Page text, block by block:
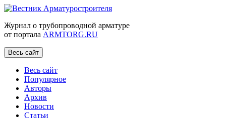
Журнал о трубопроводной арматуре
от портала ARMTORG.RU
Весь сайт
Весь сайт
Популярное
Авторы
Архив
Новости
Статьи